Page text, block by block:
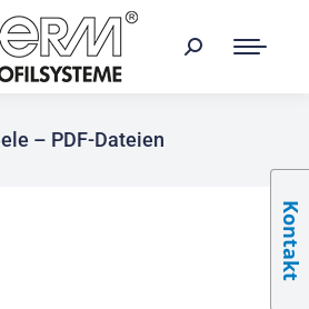
– PDF-Dateien
Kontakt